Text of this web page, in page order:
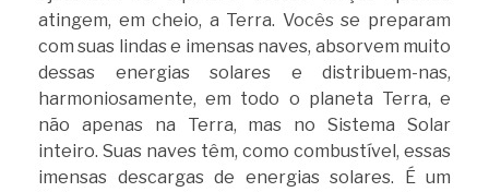
atingem, em cheio, a Terra. Vocês se preparam
com suas lindas e imensas naves, absorvem muito
dessas energias solares e distribuem-nas,
harmoniosamente, em todo o planeta Terra, e
não apenas na Terra, mas no Sistema Solar
inteiro. Suas naves têm, como combustível, essas
imensas descargas de energias solares. É um